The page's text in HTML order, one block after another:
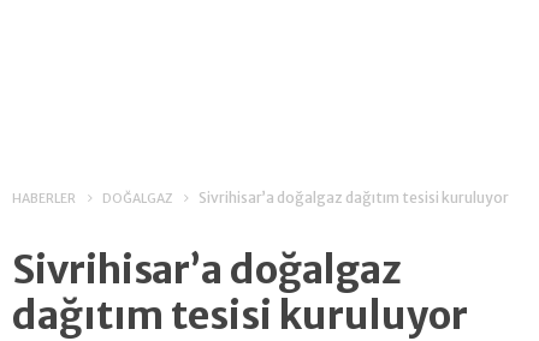
HABERLER DOĞALGAZ Sivrihisar’a doğalgaz dağıtım tesisi kuruluyor
Sivrihisar’a doğalgaz
dağıtım tesisi kuruluyor